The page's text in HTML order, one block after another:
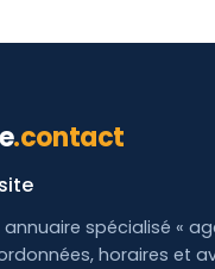
.contact
spécialisé «
horaires et